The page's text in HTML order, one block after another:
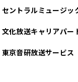
セントラルミュージッ
文化放送キャリアパー
東京音研放送サービス